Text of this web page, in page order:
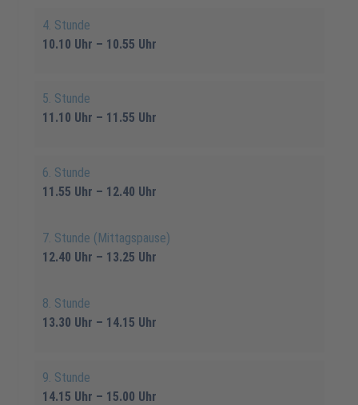
4. Stunde
10.10 Uhr – 10.55 Uhr
5. Stunde
11.10 Uhr – 11.55 Uhr
6. Stunde
11.55 Uhr – 12.40 Uhr
7. Stunde (Mittagspause)
12.40 Uhr – 13.25 Uhr
8. Stunde
13.30 Uhr – 14.15 Uhr
9. Stunde
14.15 Uhr – 15.00 Uhr